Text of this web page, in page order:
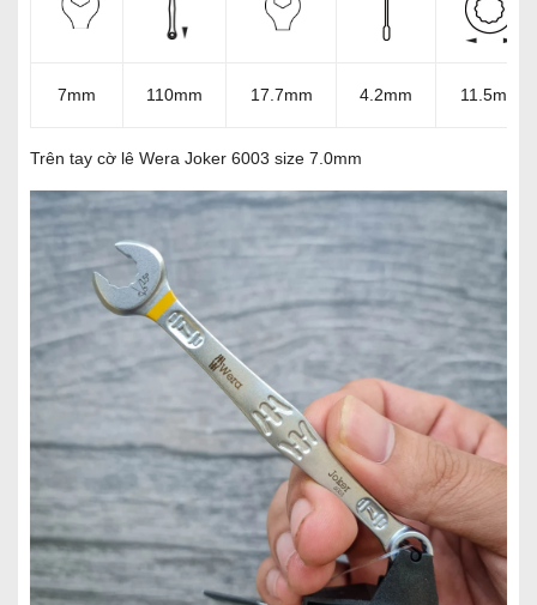
7mm 110mm 17.7mm 4.2mm 11.5mm
Trên tay cờ lê Wera Joker 6003 size 7.0mm